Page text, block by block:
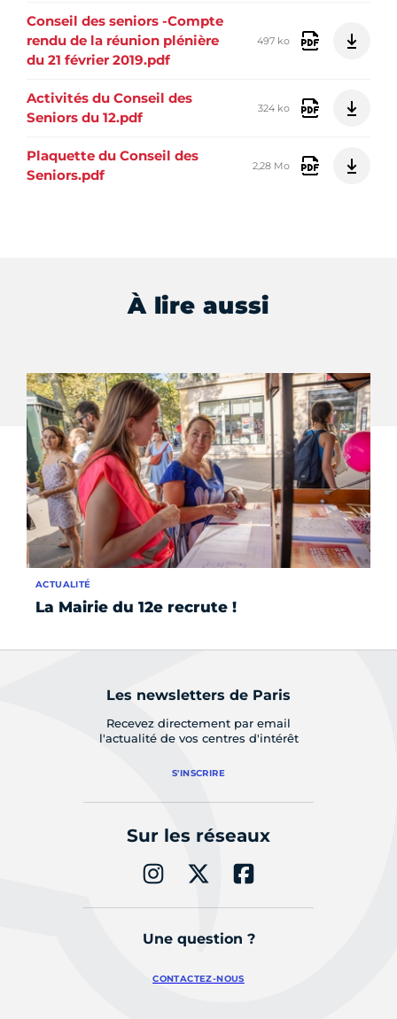
Conseil des seniors -Compte
rendu de la réunion plénière
du 21 février 2019.pdf
497 ko
Activités du Conseil des
Seniors du 12.pdf
324 ko
Plaquette du Conseil des
Seniors.pdf
2,28 Mo
À lire aussi
La Mairie du 12e recrute !
ACTUALITÉ
Les newsletters de Paris
Recevez directement par email
l'actualité de vos centres d'intérêt
S'INSCRIRE
Sur les réseaux
Une question ?
CONTACTEZ-NOUS